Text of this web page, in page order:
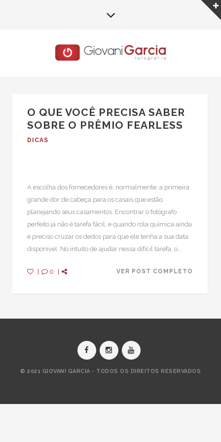
O QUE VOCÊ PRECISA SABER
SOBRE O PRÊMIO FEARLESS
DICAS
A escolha dos fornecedores é, normalmente, a primeira
grande dor de cabeça para os casais que estão
planejando seus casamentos. Encontrar o fotógrafo
perfeito já não é tarefa fácil, e quando rola química ainda
é preciso cruzar os dedos para que ele tenha a sua data
disponível. No intuito de ajudar nessa difícil tarefa, o...
0 VER POST COMPLETO
© 2021 GIOVANI GARCIA - TODOS OS DIREITOS RESERVADOS